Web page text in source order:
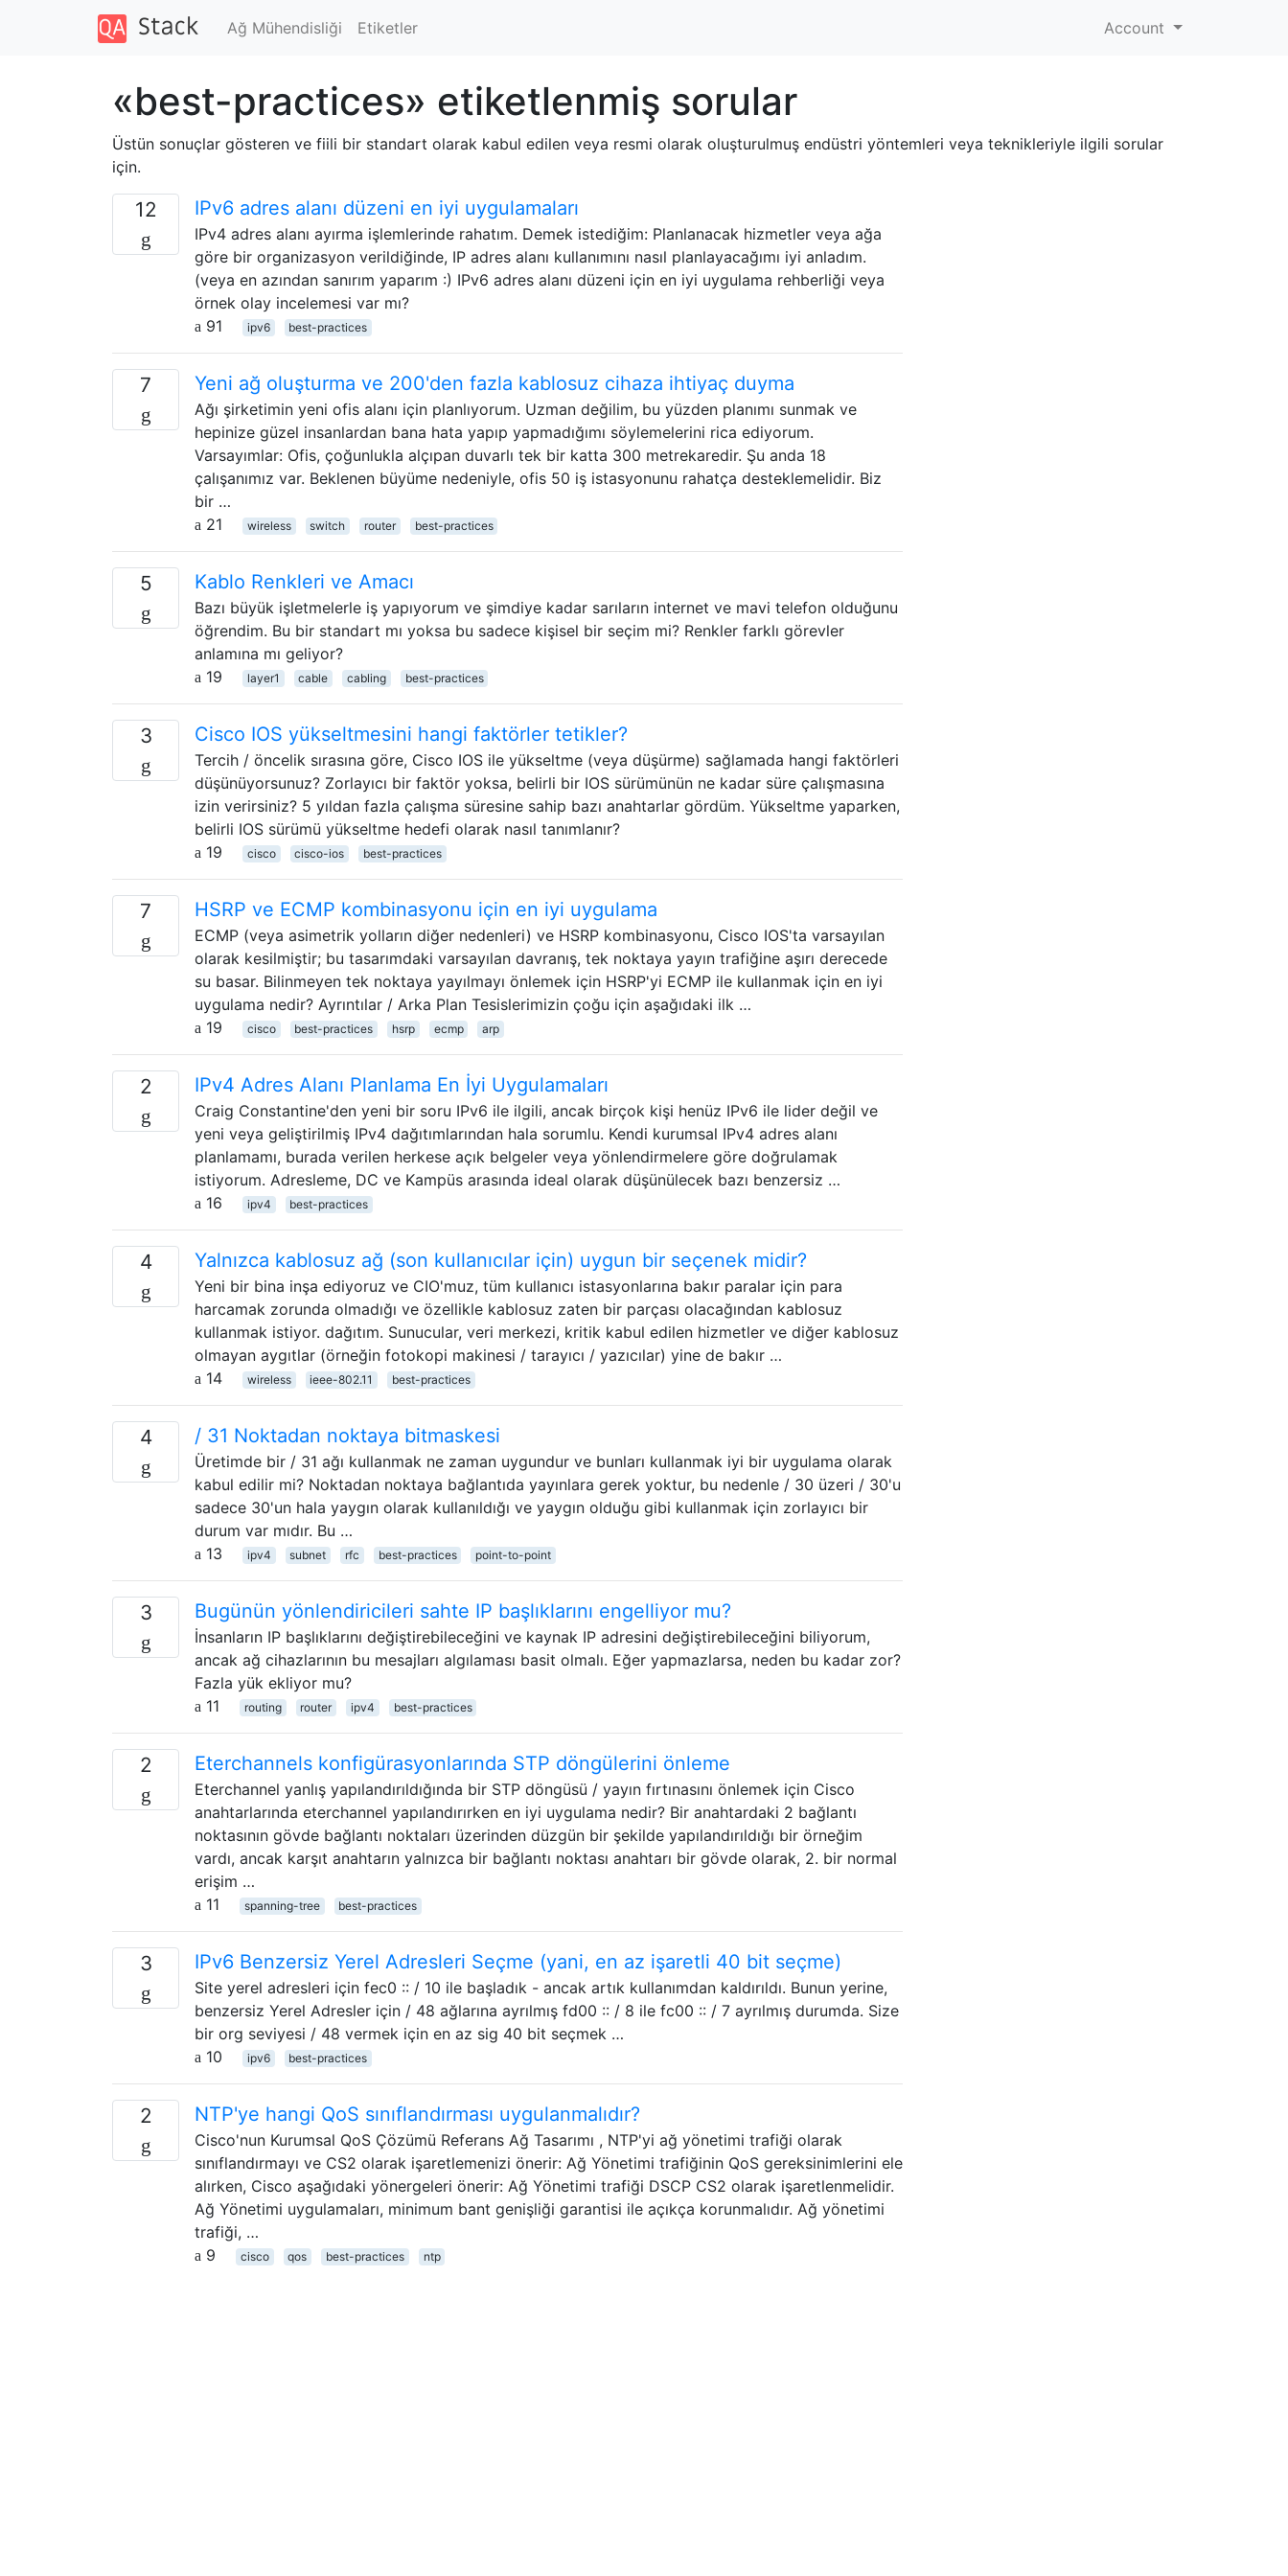
Ağ Mühendisliği Etiketler Account
«best-practices» etiketlenmiş sorular
Üstün sonuçlar gösteren ve fiili bir standart olarak kabul edilen veya resmi olarak oluşturulmuş endüstri yöntemleri veya teknikleriyle ilgili sorular
için.
12 IPv6 adres alanı düzeni en iyi uygulamaları
IPv4 adres alanı ayırma işlemlerinde rahatım. Demek istediğim: Planlanacak hizmetler veya ağa
göre bir organizasyon verildiğinde, IP adres alanı kullanımını nasıl planlayacağımı iyi anladım.
(veya en azından sanırım yaparım :) IPv6 adres alanı düzeni için en iyi uygulama rehberliği veya
örnek olay incelemesi var mı?
91
ipv6 best-practices
7 Yeni ağ oluşturma ve 200'den fazla kablosuz cihaza ihtiyaç duyma
Ağı şirketimin yeni ofis alanı için planlıyorum. Uzman değilim, bu yüzden planımı sunmak ve
hepinize güzel insanlardan bana hata yapıp yapmadığımı söylemelerini rica ediyorum.
Varsayımlar: Ofis, çoğunlukla alçıpan duvarlı tek bir katta 300 metrekaredir. Şu anda 18
çalışanımız var. Beklenen büyüme nedeniyle, ofis 50 iş istasyonunu rahatça desteklemelidir. Biz
bir …
21
wireless switch router best-practices
5 Kablo Renkleri ve Amacı
Bazı büyük işletmelerle iş yapıyorum ve şimdiye kadar sarıların internet ve mavi telefon olduğunu
öğrendim. Bu bir standart mı yoksa bu sadece kişisel bir seçim mi? Renkler farklı görevler
anlamına mı geliyor?
19
layer1 cable cabling best-practices
3 Cisco IOS yükseltmesini hangi faktörler tetikler?
Tercih / öncelik sırasına göre, Cisco IOS ile yükseltme (veya düşürme) sağlamada hangi faktörleri
düşünüyorsunuz? Zorlayıcı bir faktör yoksa, belirli bir IOS sürümünün ne kadar süre çalışmasına
izin verirsiniz? 5 yıldan fazla çalışma süresine sahip bazı anahtarlar gördüm. Yükseltme yaparken,
belirli IOS sürümü yükseltme hedefi olarak nasıl tanımlanır?
19
cisco cisco-ios best-practices
7 HSRP ve ECMP kombinasyonu için en iyi uygulama
ECMP (veya asimetrik yolların diğer nedenleri) ve HSRP kombinasyonu, Cisco IOS'ta varsayılan
olarak kesilmiştir; bu tasarımdaki varsayılan davranış, tek noktaya yayın trafiğine aşırı derecede
su basar. Bilinmeyen tek noktaya yayılmayı önlemek için HSRP'yi ECMP ile kullanmak için en iyi
uygulama nedir? Ayrıntılar / Arka Plan Tesislerimizin çoğu için aşağıdaki ilk …
19
cisco best-practices hsrp ecmp arp
2 IPv4 Adres Alanı Planlama En İyi Uygulamaları
Craig Constantine'den yeni bir soru IPv6 ile ilgili, ancak birçok kişi henüz IPv6 ile lider değil ve
yeni veya geliştirilmiş IPv4 dağıtımlarından hala sorumlu. Kendi kurumsal IPv4 adres alanı
planlamamı, burada verilen herkese açık belgeler veya yönlendirmelere göre doğrulamak
istiyorum. Adresleme, DC ve Kampüs arasında ideal olarak düşünülecek bazı benzersiz …
16
ipv4 best-practices
4 Yalnızca kablosuz ağ (son kullanıcılar için) uygun bir seçenek midir?
Yeni bir bina inşa ediyoruz ve CIO'muz, tüm kullanıcı istasyonlarına bakır paralar için para
harcamak zorunda olmadığı ve özellikle kablosuz zaten bir parçası olacağından kablosuz
kullanmak istiyor. dağıtım. Sunucular, veri merkezi, kritik kabul edilen hizmetler ve diğer kablosuz
olmayan aygıtlar (örneğin fotokopi makinesi / tarayıcı / yazıcılar) yine de bakır …
14
wireless ieee-802.11 best-practices
4 / 31 Noktadan noktaya bitmaskesi
Üretimde bir / 31 ağı kullanmak ne zaman uygundur ve bunları kullanmak iyi bir uygulama olarak
kabul edilir mi? Noktadan noktaya bağlantıda yayınlara gerek yoktur, bu nedenle / 30 üzeri / 30'u
sadece 30'un hala yaygın olarak kullanıldığı ve yaygın olduğu gibi kullanmak için zorlayıcı bir
durum var mıdır. Bu …
13
ipv4 subnet rfc best-practices point-to-point
3 Bugünün yönlendiricileri sahte IP başlıklarını engelliyor mu?
İnsanların IP başlıklarını değiştirebileceğini ve kaynak IP adresini değiştirebileceğini biliyorum,
ancak ağ cihazlarının bu mesajları algılaması basit olmalı. Eğer yapmazlarsa, neden bu kadar zor?
Fazla yük ekliyor mu?
11
routing router ipv4 best-practices
2 Eterchannels konfigürasyonlarında STP döngülerini önleme
Eterchannel yanlış yapılandırıldığında bir STP döngüsü / yayın fırtınasını önlemek için Cisco
anahtarlarında eterchannel yapılandırırken en iyi uygulama nedir? Bir anahtardaki 2 bağlantı
noktasının gövde bağlantı noktaları üzerinden düzgün bir şekilde yapılandırıldığı bir örneğim
vardı, ancak karşıt anahtarın yalnızca bir bağlantı noktası anahtarı bir gövde olarak, 2. bir normal
erişim …
11
spanning-tree best-practices
3 IPv6 Benzersiz Yerel Adresleri Seçme (yani, en az işaretli 40 bit seçme)
Site yerel adresleri için fec0 :: / 10 ile başladık - ancak artık kullanımdan kaldırıldı. Bunun yerine,
benzersiz Yerel Adresler için / 48 ağlarına ayrılmış fd00 :: / 8 ile fc00 :: / 7 ayrılmış durumda. Size
bir org seviyesi / 48 vermek için en az sig 40 bit seçmek …
10
ipv6 best-practices
2 NTP'ye hangi QoS sınıflandırması uygulanmalıdır?
Cisco'nun Kurumsal QoS Çözümü Referans Ağ Tasarımı , NTP'yi ağ yönetimi trafiği olarak
sınıflandırmayı ve CS2 olarak işaretlemenizi önerir: Ağ Yönetimi trafiğinin QoS gereksinimlerini ele
alırken, Cisco aşağıdaki yönergeleri önerir: Ağ Yönetimi trafiği DSCP CS2 olarak işaretlenmelidir.
Ağ Yönetimi uygulamaları, minimum bant genişliği garantisi ile açıkça korunmalıdır. Ağ yönetimi
trafiği, …
9
cisco qos best-practices ntp